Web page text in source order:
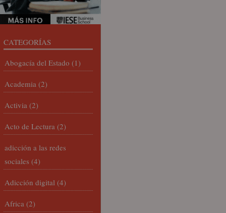
CATEGORÍAS
Abogacía del Estado (1)
Academia (2)
Activia (2)
Acto de Lectura (2)
adicción a las redes
sociales (4)
Adicción digital (4)
Africa (2)